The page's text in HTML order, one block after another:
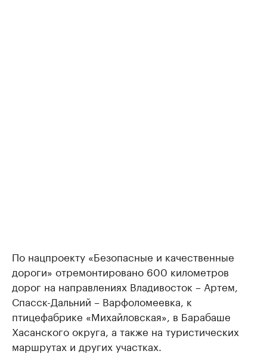
По нацпроекту «Безопасные и качественные
дороги» отремонтировано 600 километров
дорог на направлениях Владивосток – Артем,
Спасск-Дальний – Варфоломеевка, к
птицефабрике «Михайловская», в Барабаше
Хасанского округа, а также на туристических
маршрутах и других участках.